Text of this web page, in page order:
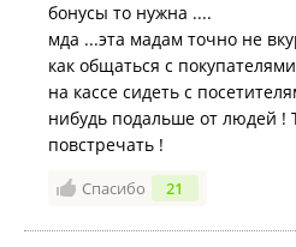
бонусы то нужна ....
мда ...эта мадам точно не
как общаться с
на кассе сидеть с
нибудь подальше от людей !
повстречать !
Спасибо 21